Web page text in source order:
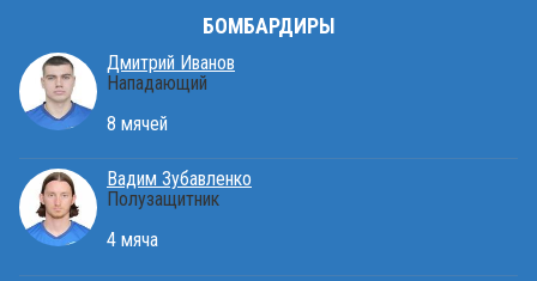
БОМБАРДИРЫ
Дмитрий Иванов
Нападающий
8 мячей
Вадим Зубавленко
Полузащитник
4 мяча